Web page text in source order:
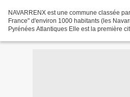
NAVARRENX est une commune classée
France" d'environ 1000 habitants (les
Pyrénées Atlantiques Elle est la première